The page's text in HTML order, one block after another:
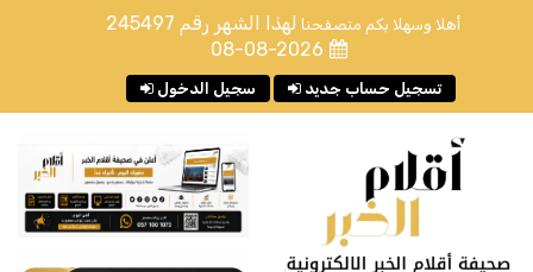
أهلا وسهلا بكم متصفحنا لهذا الشهر رقم 245497
08-08-2026
سجيل الدخول تسجيل حساب جديد